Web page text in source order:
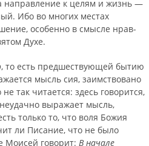
направление к целям и жизнь —
Ибо во многих местах
особенно в смысле нрав­
Духе.
, то есть пред­шествующей бытию
мысль сия, заимствовано
так читается: здесь говорится,
неудачно выражает мысль,
только то, что воля Божия
ли Писание, что не было
Моисей говорит: В начале